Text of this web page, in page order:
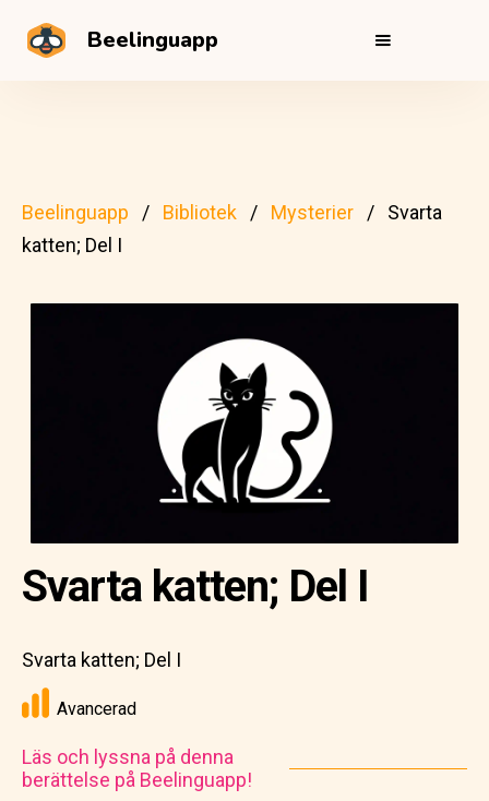
Beelinguapp
Beelinguapp Bibliotek Mysterier
Svarta
katten; Del I
Svarta katten; Del I
Svarta katten; Del I
Avancerad
Läs och lyssna på denna
berättelse på Beelinguapp!